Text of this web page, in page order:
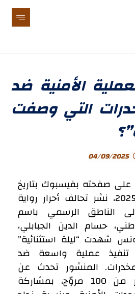
الأمنية ضد
التي وصفت
04/09/2025
صفحته بفيسبوك بتاريخ
4 سبتمبر 2025، نشر تحالف أحرار رواية
الناطق الرسمي باسم
حسام الدين الجبابلي،
شهدت “ليلة استثنائية”
تنفيذ عملية واسعة ضد
المنشور تحدث عن
إيقاف أكثر من 100 مروّج، بمشاركة